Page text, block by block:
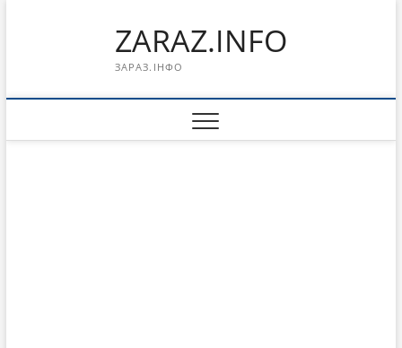
ZARAZ.INFO
ЗАРАЗ.ІНФО